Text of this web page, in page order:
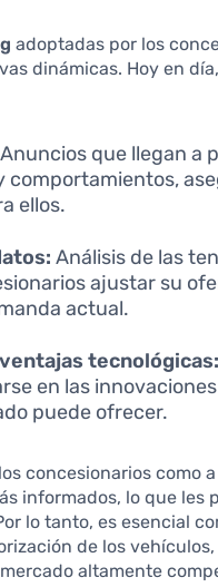
adoptadas por los
dinámicas. Hoy en
Anuncios que llegan a
comportamientos,
ellos.
Análisis de las
ajustar su
actual.
tecnológicas:
en las
puede ofrecer.
concesionarios como
informados, lo que les
lo tanto, es esencial
de los
altamente